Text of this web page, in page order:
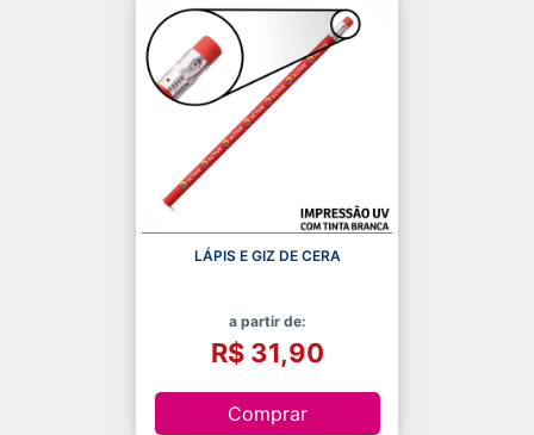
LÁPIS E GIZ DE CERA
a partir de:
R$ 31,90
Comprar